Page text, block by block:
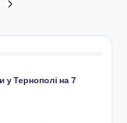
у Тернополі на 7